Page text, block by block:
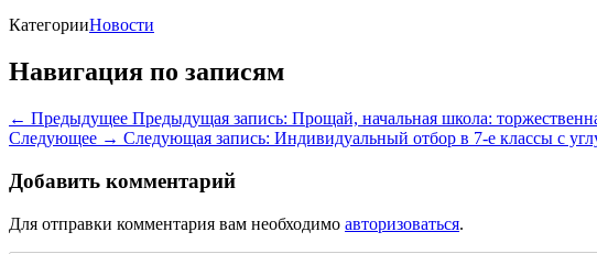
КатегорииНовости
Навигация по записям
← Предыдущее Предыдущая запись: Прощай, начальная школа:
Следующее → Следующая запись: Индивидуальный отбор в 7-е классы с
Добавить комментарий
Для отправки комментария вам необходимо авторизоваться.